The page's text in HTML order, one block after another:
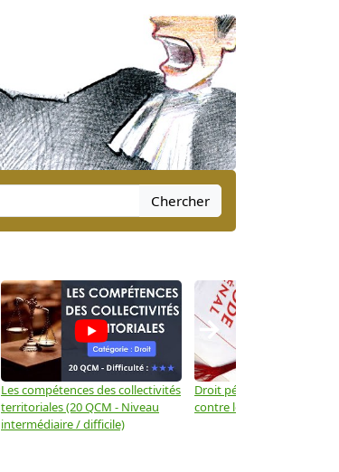
Chercher
Les compétences des collectivités
territoriales (20 QCM - Niveau
intermédiaire / difficile)
Droit pénal: Les crimes et
contre les biens
→